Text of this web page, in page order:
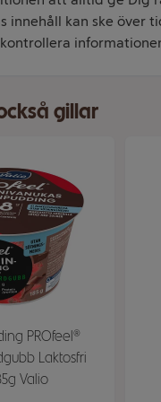
innehåll kan ske över
gillar
PROfeel®
Laktosfri
Valio